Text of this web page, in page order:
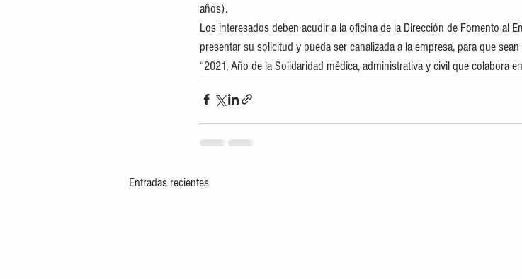
años).
Los interesados deben acudir a la oficina de la Dirección de Fomento al
presentar su solicitud y pueda ser canalizada a la empresa, para que
“2021, Año de la Solidaridad médica, administrativa y civil que colabora
Entradas recientes